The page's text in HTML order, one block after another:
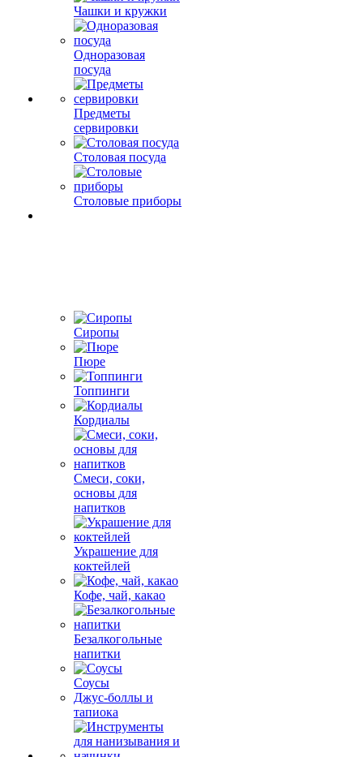
Чашки и кружки
Одноразовая
посуда
Предметы
сервировки
Столовая посуда
Столовые приборы
Сиропы
Пюре
Топпинги
Кордиалы
Смеси, соки,
основы для
напитков
Украшение для
коктейлей
Кофе, чай, какао
Безалкогольные
напитки
Соусы
Джус-боллы и
тапиока